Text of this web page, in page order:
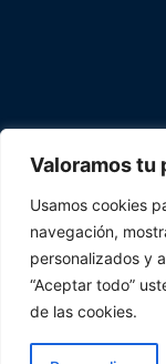
Valoramos tu
Usamos cookies
navegación,
personalizados y
“Aceptar todo”
de las cookies.